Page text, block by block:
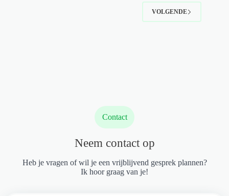
VOLGENDE
Contact
Neem contact op
Heb je vragen of wil je een vrijblijvend gesprek plannen?
Ik hoor graag van je!